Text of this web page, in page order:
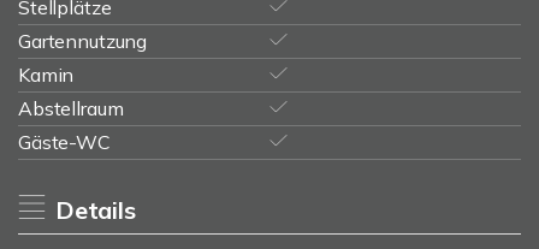
Stellplätze
Gartennutzung
Kamin
Abstellraum
Gäste-WC
Details